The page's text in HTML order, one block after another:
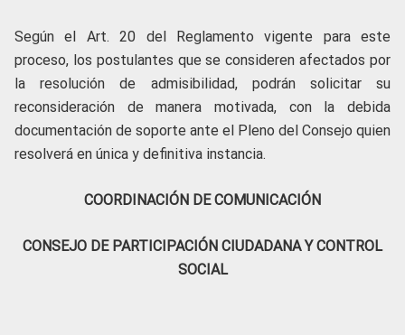
Según el Art. 20 del Reglamento vigente para este
proceso, los postulantes que se consideren afectados por
la resolución de admisibilidad, podrán solicitar su
reconsideración de manera motivada, con la debida
documentación de soporte ante el Pleno del Consejo quien
resolverá en única y definitiva instancia.
COORDINACIÓN DE COMUNICACIÓN
CONSEJO DE PARTICIPACIÓN CIUDADANA Y CONTROL
SOCIAL